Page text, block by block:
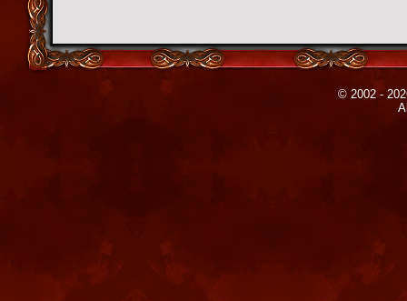
© 2002 -